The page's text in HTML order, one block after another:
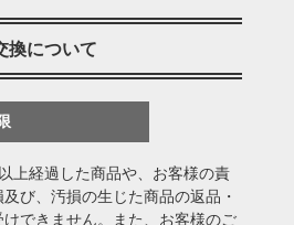
換について
上経過した商品や、お客様の責
び、汚損の生じた商品の返品・
けできません。また、お客様のご